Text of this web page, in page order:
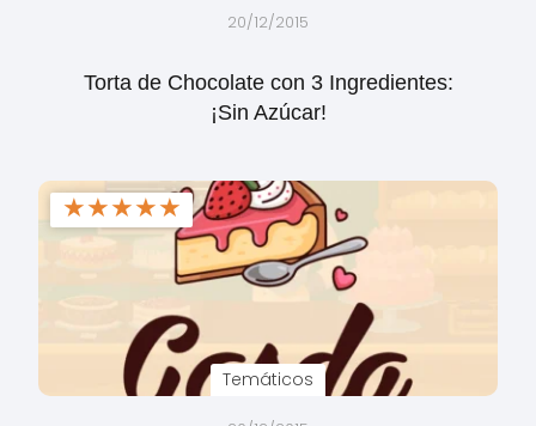
20/12/2015
Torta de Chocolate con 3 Ingredientes:
¡Sin Azúcar!
★★★★★
Temáticos